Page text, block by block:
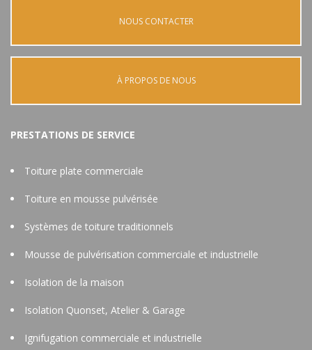
NOUS CONTACTER
À PROPOS DE NOUS
PRESTATIONS DE SERVICE
Toiture plate commerciale
Toiture en mousse pulvérisée
Systèmes de toiture traditionnels
Mousse de pulvérisation commerciale et industrielle
Isolation de la maison
Isolation Quonset, Atelier & Garage
Ignifugation commerciale et industrielle